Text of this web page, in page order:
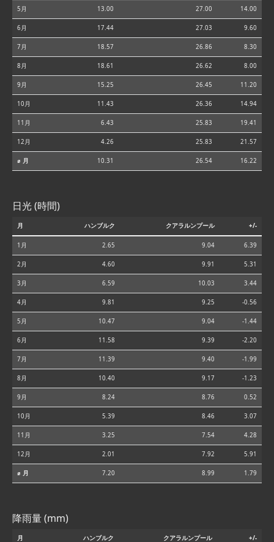
5月 13.00 27.00 14.00
6月 17.44 27.03 9.60
7月 18.57 26.86 8.30
8月 18.61 26.62 8.00
9月 15.25 26.45 11.20
10月 11.43 26.36 14.94
11月 6.43 25.83 19.41
12月 4.26 25.83 21.57
⌀ 月 10.31 26.54 16.22
日光 (時間)
月 ハンブルク クアラルンプール +/-
1月 2.65 9.04 6.39
2月 4.60 9.91 5.31
3月 6.59 10.03 3.44
4月 9.81 9.25 -0.56
5月 10.47 9.04 -1.44
6月 11.58 9.39 -2.20
7月 11.39 9.40 -1.99
8月 10.40 9.17 -1.23
9月 8.24 8.76 0.52
10月 5.39 8.46 3.07
11月 3.25 7.54 4.28
12月 2.01 7.92 5.91
⌀ 月 7.20 8.99 1.79
降雨量 (mm)
月 ハンブルク クアラルンプール +/-